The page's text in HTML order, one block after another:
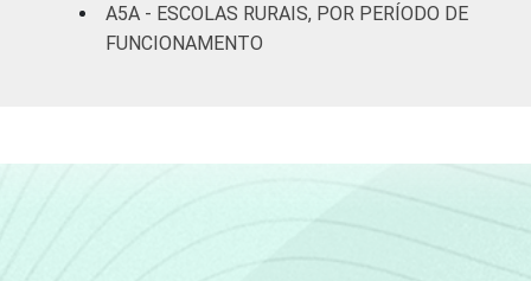
A5A - ESCOLAS RURAIS, POR PERÍODO DE
FUNCIONAMENTO